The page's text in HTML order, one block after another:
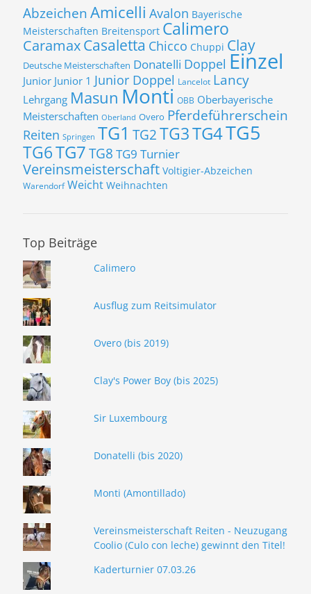
Abzeichen Amicelli Avalon Bayerische
Meisterschaften Breitensport Calimero
CaramaxCasaletta Chicco Chuppi Clay
Deutsche Meisterschaften Donatelli Doppel Einzel
Junior Junior 1 Junior Doppel Lancelot Lancy
Lehrgang Masun Monti OBB Oberbayerische
Meisterschaften Oberland Overo Pferdeführerschein
Reiten Springen TG1 TG2TG3TG4TG5
TG6TG7TG8 TG9 Turnier
Vereinsmeisterschaft Voltigier-Abzeichen
Warendorf Weicht Weihnachten
Top Beiträge
Calimero
Ausflug zum Reitsimulator
Overo (bis 2019)
Clay's Power Boy (bis 2025)
Sir Luxembourg
Donatelli (bis 2020)
Monti (Amontillado)
Vereinsmeisterschaft Reiten - Neuzugang
Coolio (Culo con leche) gewinnt den Titel!
Kaderturnier 07.03.26